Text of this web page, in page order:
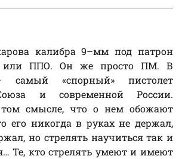
калибра 9–мм под патрон
ППО. Он же просто ПМ. В
самый «спорный» пистолет
и современной России.
смысле, что о нем обожают
его никогда в руках не держал,
но стрелять научиться так и
Те, кто стрелять умеют и имеют